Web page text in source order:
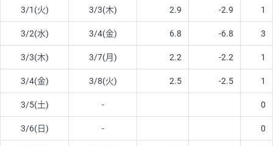
3/1(火) 3/3(木) 2.9 -2.9 1
3/2(水) 3/4(金) 6.8 -6.8 3
3/3(木) 3/7(月) 2.2 -2.2 1
3/4(金) 3/8(火) 2.5 -2.5 1
3/5(土) - 0
3/6(日) - 0